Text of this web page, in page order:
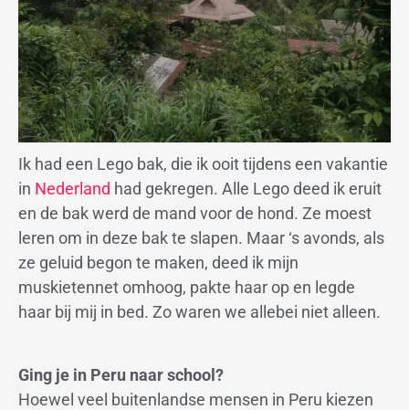
Ik had een Lego bak, die ik ooit tijdens een vakantie
in Nederland had gekregen. Alle Lego deed ik eruit
en de bak werd de mand voor de hond. Ze moest
leren om in deze bak te slapen. Maar ‘s avonds, als
ze geluid begon te maken, deed ik mijn
muskietennet omhoog, pakte haar op en legde
haar bij mij in bed. Zo waren we allebei niet alleen.
Ging je in Peru naar school?
Hoewel veel buitenlandse mensen in Peru kiezen